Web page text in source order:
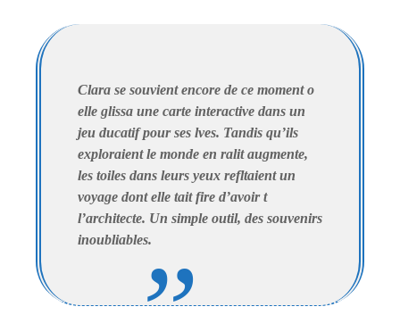
Clara se souvient encore de ce moment o
elle glissa une carte interactive dans un
jeu ducatif pour ses lves. Tandis qu’ils
exploraient le monde en ralit augmente,
les toiles dans leurs yeux refltaient un
voyage dont elle tait fire d’avoir t
l’architecte. Un simple outil, des souvenirs
inoubliables.